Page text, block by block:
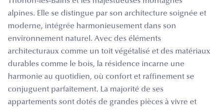
alpines. Elle se distingue par son architecture soignée et
moderne, intégrée harmonieusement dans son
environnement naturel. Avec des éléments
architecturaux comme un toit végétalisé et des matériaux
durables comme le bois, la résidence incarne une
harmonie au quotidien, où confort et raffinement se
conjuguent parfaitement. La majorité de ses
appartements sont dotés de grandes pièces à vivre et